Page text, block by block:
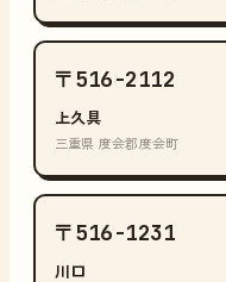
〒516-2112
上久具
三重県 度会郡度会町
〒516-1231
川口